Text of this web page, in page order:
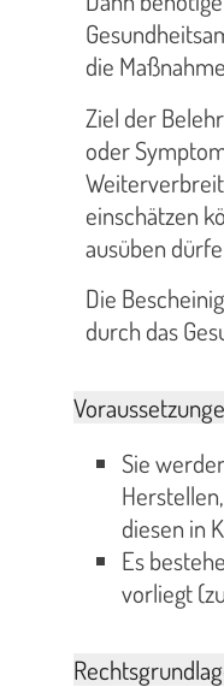
die
Ziel der
oder
einschätzen
ausüben
Die
durch das
Sie
diesen in
Es
vorliegt